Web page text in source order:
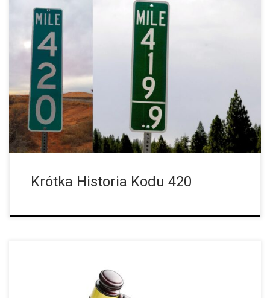
Skąd Pochodzi Słynny Kod Miłośników Marihuany? W każdym
hip-hopowym filmiku, w każdym magazynie dla miłośników
marihuany czy też niemalże na każdej marce konopnej można
znaleźć odniesienie do tej jednej, pozornie […]
Krótka Historia Kodu 420